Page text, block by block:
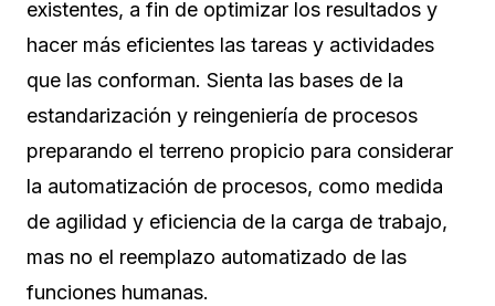
existentes, a fin de optimizar los resultados y
hacer más eficientes las tareas y actividades
que las conforman. Sienta las bases de la
estandarización y reingeniería de procesos
preparando el terreno propicio para considerar
la automatización de procesos, como medida
de agilidad y eficiencia de la carga de trabajo,
mas no el reemplazo automatizado de las
funciones humanas.